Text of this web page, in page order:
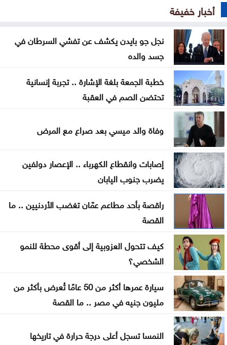
عطاءات بـ1.5مليون دينار لتأهيل طرق في مادبا
البدء بحملة لتعزيز السلامة المرورية أمام المدارس
62.1 مليون دينار أرباح مصفاة البترول
البابا يدعو إلى إنشاء ممرات إنسانية في السودان
العرموطي ينتقد غياب الحكومة عن جلسات النواب
اتفاق لإعادة تنظيم الوجود الروسي في الساحل السوري
أخبار خفيفة
نجل جو بايدن يكشف عن تفشي السرطان في
جسد والده
خطبة الجمعة بلغة الإشارة .. تجربة إنسانية
تحتضن الصم في العقبة
وفاة والد ميسي بعد صراع مع المرض
إصابات وانقطاع الكهرباء .. الإعصار دولفين
يضرب جنوب اليابان
راقصة بأحد مطاعم عمّان تغضب الأردنيين .. ما
القصة
كيف تتحول العزوبية إلى أقوى محطة للنمو
الشخصي؟
سيارة عمرها أكثر من 50 عامًا تُعرض بأكثر من
مليون جنيه في مصر .. ما القصة
النمسا تسجل أعلى درجة حرارة في تاريخها